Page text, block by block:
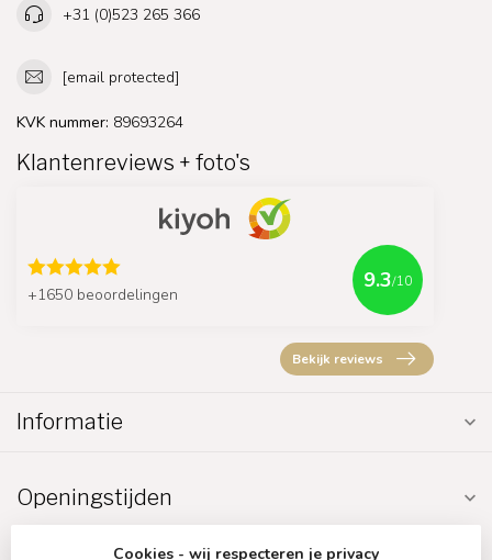
+31 (0)523 265 366
[email protected]
KVK nummer: 89693264
Klantenreviews + foto's
+1650 beoordelingen
9.3/10
Bekijk reviews
Informatie
Openingstijden
Cookies - wij respecteren je privacy